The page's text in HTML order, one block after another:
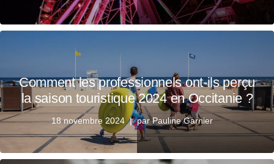
Comment les professionnels ont-ils perçu
la saison touristique 2024 en Occitanie ?
18 novembre 2024 parPauline Garnier